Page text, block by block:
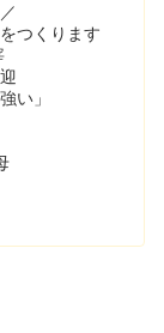
つくります
い」